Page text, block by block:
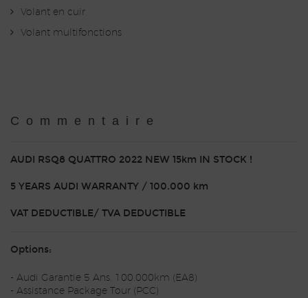
Volant en cuir
Volant multifonctions
Commentaire
AUDI RSQ8 QUATTRO 2022 NEW 15km IN STOCK !
5 YEARS AUDI WARRANTY / 100.000 km
VAT DEDUCTIBLE/ TVA DEDUCTIBLE
Options:
- Audi Garantie 5 Ans, 100.000km (EA8)
- Assistance Package Tour (PCC)